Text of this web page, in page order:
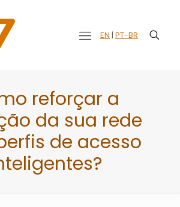
EN | PT-BR
reforçar a
da sua rede
de acesso